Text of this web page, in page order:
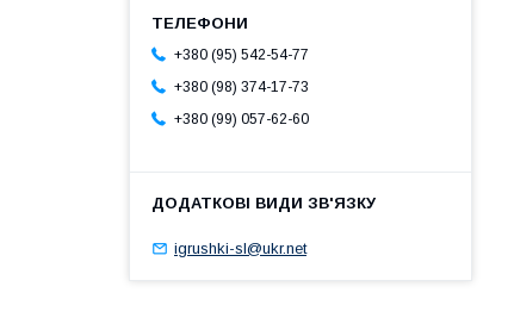
+380 (95) 542-54-77
+380 (98) 374-17-73
+380 (99) 057-62-60
igrushki-sl@ukr.net